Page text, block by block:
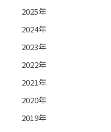
2025年
2024年
2023年
2022年
2021年
2020年
2019年